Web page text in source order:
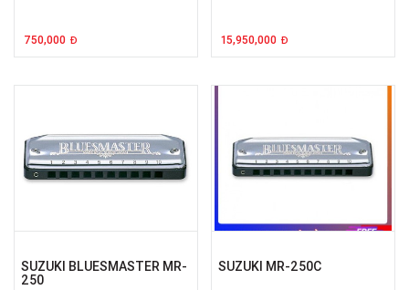
750,000 Đ 15,950,000 Đ
SUZUKI BLUESMASTER MR-
250
SUZUKI MR-250C